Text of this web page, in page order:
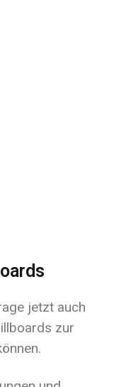
jetzt auch
zur